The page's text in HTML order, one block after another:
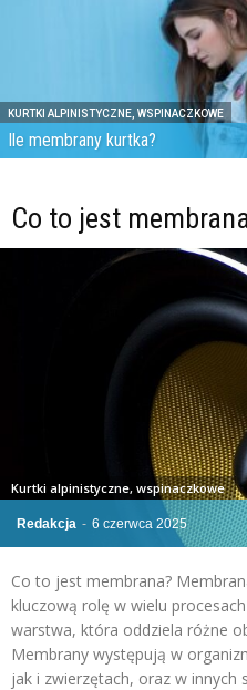
KURTKI ALPINISTYCZNE, WSPINACZKOWE
Ile membrany kurtka?
Co to jest
Redakcja - 6 czerwca 2025
Kurtki alpinistyczne, wspinaczkowe
Co to jest membrana?
kluczową rolę w wielu
warstwa, która oddziela różne
Membrany występują w
jak i zwierzętach, oraz w